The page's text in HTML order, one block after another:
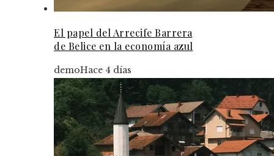
El papel del Arrecife Barrera
de Belice en la economía azul
demoHace 4 días